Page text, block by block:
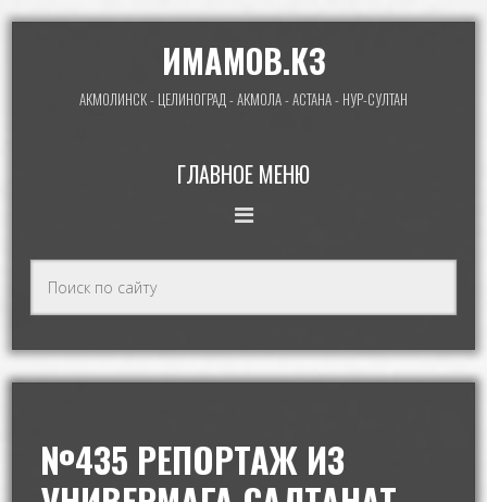
ИМАМОВ.КЗ
АКМОЛИНСК - ЦЕЛИНОГРАД - АКМОЛА - АСТАНА - НУР-СУЛТАН
ГЛАВНОЕ МЕНЮ
№435 РЕПОРТАЖ ИЗ